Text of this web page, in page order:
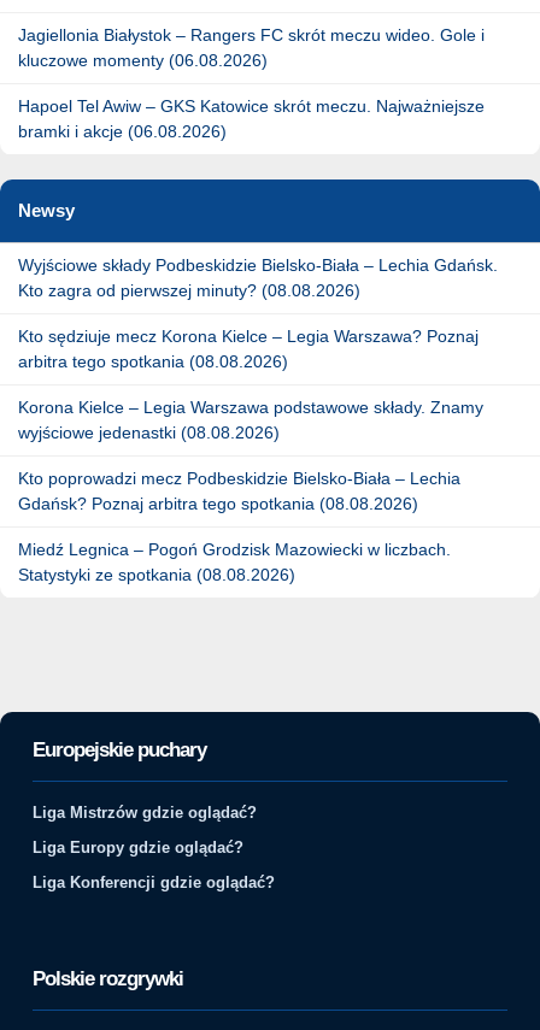
Jagiellonia Białystok – Rangers FC skrót meczu wideo. Gole i
kluczowe momenty (06.08.2026)
Hapoel Tel Awiw – GKS Katowice skrót meczu. Najważniejsze
bramki i akcje (06.08.2026)
Newsy
Wyjściowe składy Podbeskidzie Bielsko-Biała – Lechia Gdańsk.
Kto zagra od pierwszej minuty? (08.08.2026)
Kto sędziuje mecz Korona Kielce – Legia Warszawa? Poznaj
arbitra tego spotkania (08.08.2026)
Korona Kielce – Legia Warszawa podstawowe składy. Znamy
wyjściowe jedenastki (08.08.2026)
Kto poprowadzi mecz Podbeskidzie Bielsko-Biała – Lechia
Gdańsk? Poznaj arbitra tego spotkania (08.08.2026)
Miedź Legnica – Pogoń Grodzisk Mazowiecki w liczbach.
Statystyki ze spotkania (08.08.2026)
Europejskie puchary
Liga Mistrzów gdzie oglądać?
Liga Europy gdzie oglądać?
Liga Konferencji gdzie oglądać?
Polskie rozgrywki